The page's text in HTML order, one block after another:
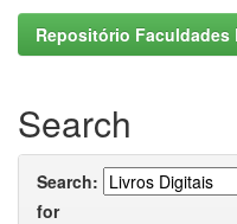
Repositório Faculdades
Search
Search:
for